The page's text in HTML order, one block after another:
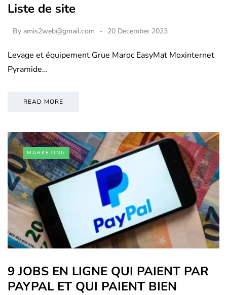
Liste de site
By amis2web@gmail.com 20 December 2023
Levage et équipement Grue Maroc EasyMat Moxinternet
Pyramide…
READ MORE
MARKETING
9 JOBS EN LIGNE QUI PAIENT PAR
PAYPAL ET QUI PAIENT BIEN